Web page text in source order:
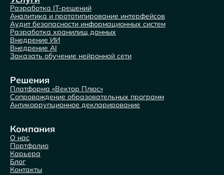
Разработка IT-решений
Аналитика и прототипирование интерфейсов
Аудит безопасности информационных систем
Разработка хранилищ данных
Внедрение ИИ
Внедрение AI
Заказать обучение нейронной сети
Решения
Платформа «Вектор Плюс»
Сопровождение образовательных программ
Антикоррупционное декларирование
Компания
О нас
Портфолио
Карьера
Блог
Контакты